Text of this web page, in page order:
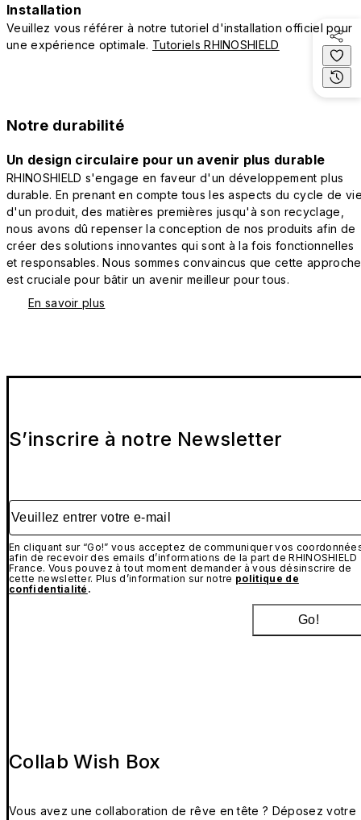
Installation
Veuillez vous référer à notre tutoriel d'installation officiel pour
une expérience optimale. Tutoriels RHINOSHIELD
Notre durabilité
Un design circulaire pour un avenir plus durable
RHINOSHIELD s'engage en faveur d'un développement plus
durable. En prenant en compte tous les aspects du cycle de
d'un produit, des matières premières jusqu'à son recyclage,
nous avons dû repenser la conception de nos produits afin de
créer des solutions innovantes qui sont à la fois fonctionnelles
et responsables. Nous sommes convaincus que cette approche
est cruciale pour bâtir un avenir meilleur pour tous.
En savoir plus
S’inscrire à notre Newsletter
Veuillez entrer votre e-mail
En cliquant sur “Go!” vous acceptez de communiquer vos
afin de recevoir des emails d’informations de la part de RHINOSHIELD
France. Vous pouvez à tout moment demander à vous désinscrire de
cette newsletter. Plus d’information sur notre politique de
confidentialité .
Go!
Collab Wish Box
Vous avez une collaboration de rêve en tête ? Déposez votre